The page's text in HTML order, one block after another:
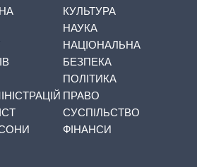
КУЛЬТУРА
НАУКА
НАЦІОНАЛЬНА
БЕЗПЕКА
ПОЛІТИКА
ПРАВО
СУСПІЛЬСТВО
ФІНАНСИ